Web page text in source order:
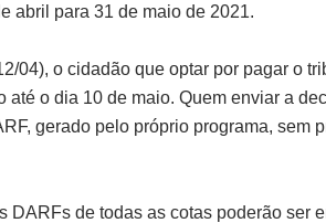
abril para 31 de maio de 2021.
04), o cidadão que optar por pagar o
o dia 10 de maio. Quem enviar a
gerado pelo próprio programa, sem
DARFs de todas as cotas poderão ser